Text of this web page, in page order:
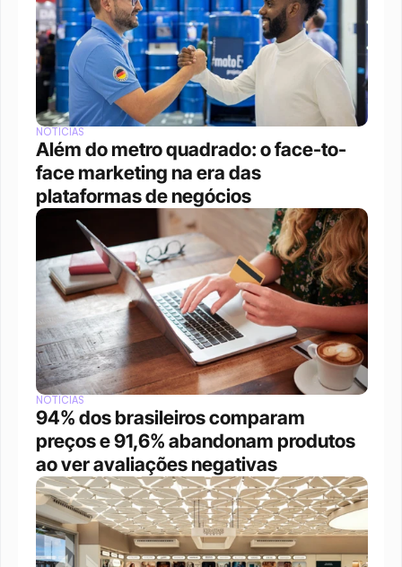
NOTÍCIAS
Além do metro quadrado: o face-to-
face marketing na era das
plataformas de negócios
NOTÍCIAS
94% dos brasileiros comparam
preços e 91,6% abandonam produtos
ao ver avaliações negativas